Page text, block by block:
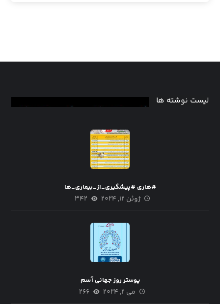
لیست نوشته ها
#هاری #پیشگیری_از_بیماری_ها
ژوئن ۱۲, ۲۰۲۴ ۳۴۲
پوستر روز جهانی آسم
می ۲, ۲۰۲۴ ۲۶۶